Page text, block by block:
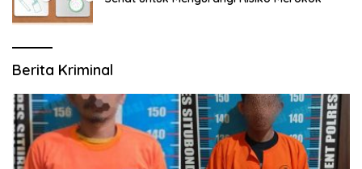
Berita Kriminal